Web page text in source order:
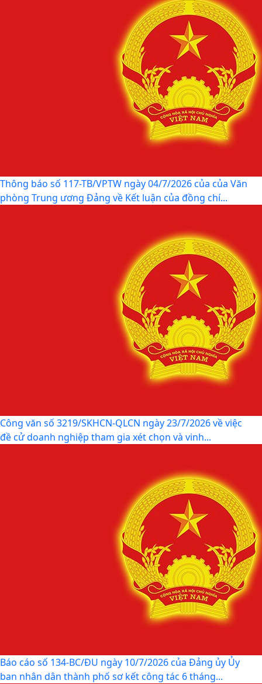
Thông báo số 117-TB/VPTW ngày 04/7/2026 của của Văn
phòng Trung ương Đảng về Kết luận của đồng chí...
Công văn số 3219/SKHCN-QLCN ngày 23/7/2026 về việc
đề cử doanh nghiệp tham gia xét chọn và vinh...
Báo cáo số 134-BC/ĐU ngày 10/7/2026 của Đảng ủy Ủy
ban nhân dân thành phố sơ kết công tác 6 tháng...